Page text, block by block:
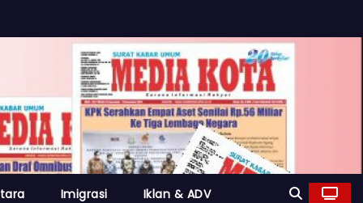
Imigrasi Iklan & ADV